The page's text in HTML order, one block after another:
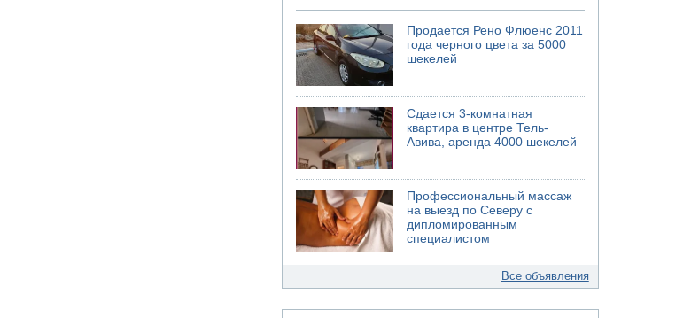
Продается Рено Флюенс 2011
года черного цвета за 5000
шекелей
Сдается 3-комнатная
квартира в центре Тель-
Авива, аренда 4000 шекелей
Профессиональный массаж
на выезд по Северу с
дипломированным
специалистом
Все объявления